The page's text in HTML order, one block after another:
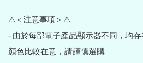
⚠＜注意事項＞⚠
- 由於每部電子產品顯示器不同，均
顏色比較在意，請謹慎選購